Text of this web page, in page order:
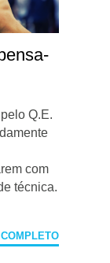
Q.E.
com
técnica.